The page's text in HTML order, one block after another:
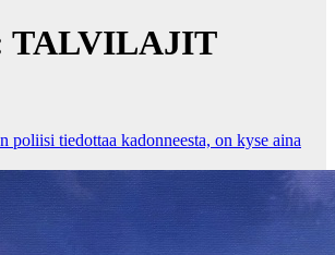
TALVILAJIT
tiedottaa kadonneesta, on kyse aina